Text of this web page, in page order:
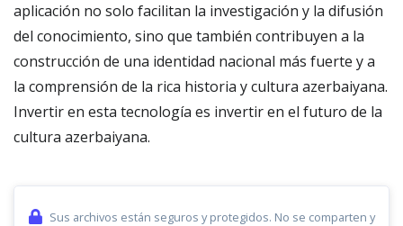
aplicación no solo facilitan la investigación y la difusión
del conocimiento, sino que también contribuyen a la
construcción de una identidad nacional más fuerte y a
la comprensión de la rica historia y cultura azerbaiyana.
Invertir en esta tecnología es invertir en el futuro de la
cultura azerbaiyana.
Sus archivos están seguros y protegidos. No se comparten y